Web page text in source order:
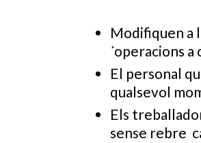
Modifiquen a
´operacions a
El personal
qualsevol
Els
sense rebre